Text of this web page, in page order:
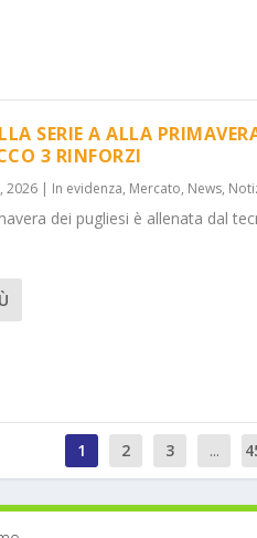
SERIE A ALLA
3 RINFORZI
2026| In evidenza, Mercato, News,
dei pugliesi è allenata dal
1 2 3 ...